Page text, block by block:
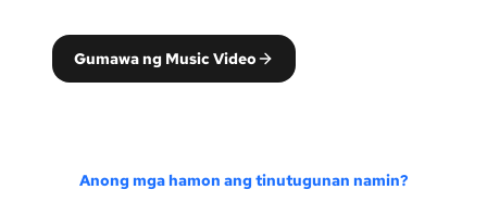
Gumawa ng Music Video
Anong mga hamon ang tinutugunan namin?